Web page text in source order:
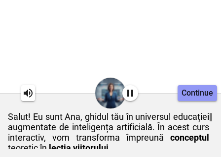
Salut! Eu sunt Ana, ghidul tău în universul educației
augmentate de inteligența artificială. În acest curs
interactiv, vom transforma împreună conceptul
teoretic în lecția viitorului
Continue